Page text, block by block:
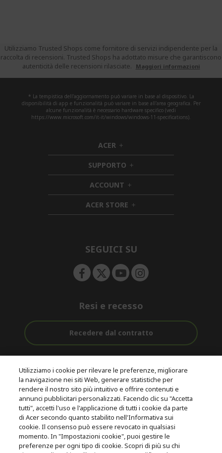
Utilizziamo Trusted Shops come fornitore di servizi indipendente per la
raccolta di recensioni. Trusted Shops ha adottato misure che garantiscono
autenticità delle recensioni rilasciate.
Maggiori informazioni
* La tempistica dell'aggiornamento può variare in base al dispositivo. La
disponibilità di app e funzionalità può variare in base all'area geografica. Per
alcune funzionalità è necessario hardware specifico (vedi
https://www.microsoft.com/it-it/windows/windows-11-specifications).
ACER h
i
d
d
e
n
SUPPORTO h
i
d
d
e
n
ACCOUNT h
i
d
d
ACER STORE h
i
e
SEGUICI SU
Resi e recesso
Recedere dal contratto
Gratuita
Assistenza
pre e post
acquisto
Con 0% Di
Tasso
D'interesse
© 2026 Acer Inc.
CPYou B.V. è il rivenditore autorizzato dei prodotti Acer venduti in
questo negozio online.
Utilizziamo i cookie per rilevare le preferenze, migliorare
la navigazione nei siti Web, generare statistiche per
rendere il nostro sito più intuitivo e offrire contenuti e
annunci pubblicitari personalizzati. Facendo clic su "Accetta
tutti", accetti l'uso e l'applicazione di tutti i cookie da parte
di Acer secondo quanto stabilito nell'Informativa sui
cookie. Il consenso può essere revocato in qualsiasi
momento. In "Impostazioni cookie", puoi gestire le
preferenze per ogni tipo di cookie. Scopri di più su chi